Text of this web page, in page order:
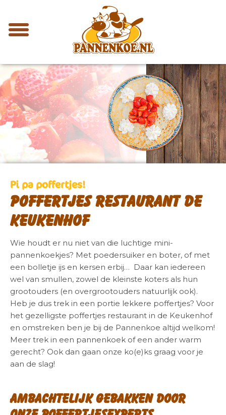
Pi pa poffertjes!
Poffertjes restaurant de
Keukenhof
Wie houdt er nu niet van die luchtige mini-
pannenkoekjes? Met poedersuiker en boter, of met
een bolletje ijs en kersen erbij… Daar kan iedereen
wel van smullen, zowel de kleinste koters als hun
grootouders (en overgrootouders natuurlijk ook).
Heb je dus trek in een portie lekkere poffertjes? Voor
het gezelligste poffertjes restaurant in de Keukenhof
en omstreken ben je bij de Pannenkoe altijd welkom!
Meer trek in een pannenkoek of een ander warm
gerecht? Ook dan gaan onze ko(e)ks graag voor je
aan de slag!
Ambachtelijk gebakken door